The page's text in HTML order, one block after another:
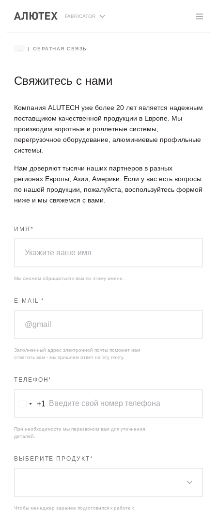
FABRICATOR
ОБРАТНАЯ СВЯЗЬ
Свяжитесь с нами
Компания ALUTECH уже более 20 лет является надежным
поставщиком качественной продукции в Европе. Мы
производим воротные и роллетные системы,
перегрузочное оборудование, алюминиевые профильные
системы.
Нам доверяют тысячи наших партнеров в разных
регионах Европы, Азии, Америки. Если у вас есть вопросы
по нашей продукции, пожалуйста, воспользуйтесь формой
ниже и мы свяжемся с вами.
ИМЯ *
Мы сможем обращаться к вам по этому имени.
E-MAIL*
Заполненный адрес электронной почты поможет нам
ответить вам - мы пришлем ответ на эту почту.
ТЕЛЕФОН*
Соединенные
+1
+1
При необходимости мы перезвоним вам для уточнения
деталей.
ВЫБЕРИТЕ ПРОДУКТ*
Чтобы менеджер заранее подготовился к работе с